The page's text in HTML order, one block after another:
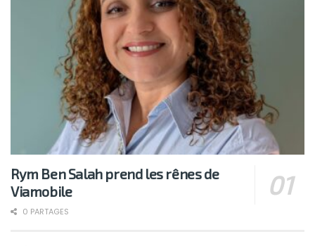
Rym Ben Salah prend les rênes de
Viamobile
0 PARTAGES